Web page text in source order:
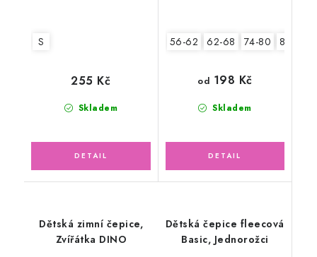
S
Skladem
255 Kč
56-62 62-68 74-80 80-86
Skladem
od 198 Kč
Dětská zimní čepice,
Zvířátka DINO
Dětská čepice fleecová
Basic, Jednorožci